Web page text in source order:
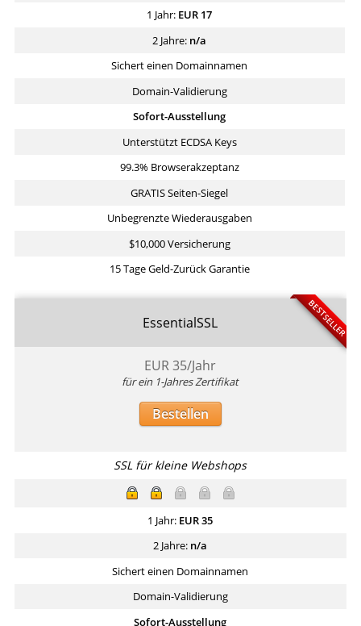
1 Jahr: EUR 17
2 Jahre: n/a
Sichert einen Domainnamen
Domain-Validierung
Sofort-Ausstellung
Unterstützt ECDSA Keys
99.3% Browserakzeptanz
GRATIS Seiten-Siegel
Unbegrenzte Wiederausgaben
$10,000 Versicherung
15 Tage Geld-Zurück Garantie
EssentialSSL
EUR35/Jahr
für ein 1-Jahres Zertifikat
Bestellen
SSL für kleine Webshops
1 Jahr: EUR35
2 Jahre: n/a
Sichert einen Domainnamen
Domain-Validierung
Sofort-Ausstellung
BESTSELLER